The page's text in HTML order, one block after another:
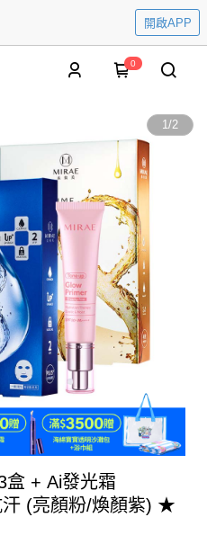
開啟APP
0
1/2
盒 + Ai發光霜
汗 (亮顏粉/煥顏紫) ★